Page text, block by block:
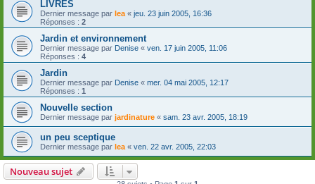
LIVRES
Dernier message par lea « jeu. 23 juin 2005, 16:36
Réponses : 2
Jardin et environnement
Dernier message par Denise « ven. 17 juin 2005, 11:06
Réponses : 4
Jardin
Dernier message par Denise « mer. 04 mai 2005, 12:17
Réponses : 1
Nouvelle section
Dernier message par jardinature « sam. 23 avr. 2005, 18:19
un peu sceptique
Dernier message par lea « ven. 22 avr. 2005, 22:03
Nouveau sujet